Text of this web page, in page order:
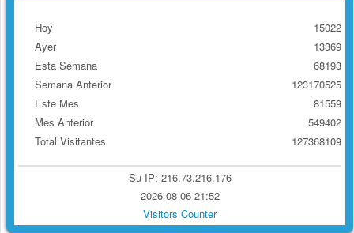
Hoy
Ayer
Esta Semana
Semana Anterior
Este Mes
Mes Anterior
Total Visitantes
15022
13369
68193
123170525
81559
549402
127368109
Su IP: 216.73.216.176
2026-08-06 21:52
Visitors Counter